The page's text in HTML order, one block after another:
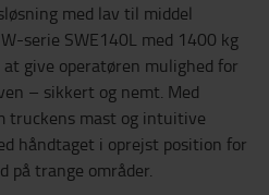
med lav til middel
serie SWE140L med 1400 kg
give operatøren mulighed for
– sikkert og nemt. Med
truckens mast og intuitive
håndtaget i oprejst position for
på trange områder.